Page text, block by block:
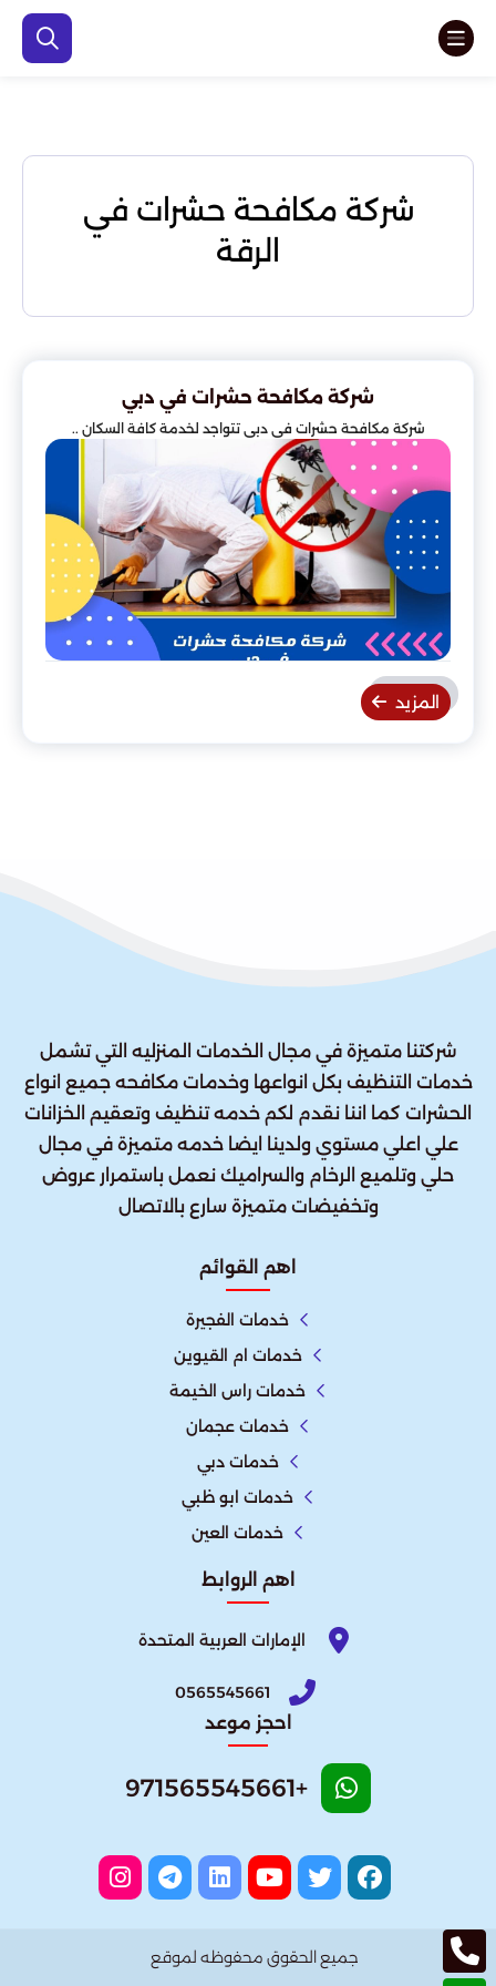
شركة مكافحة حشرات في
الرقة
شركة مكافحة حشرات في دبي
شركة مكافحة حشرات في دبي تتواجد لخدمة كافة السكان ..
المزيد
شركتنا متميزة في مجال الخدمات المنزليه التي تشمل
خدمات التنظيف بكل انواعها وخدمات مكافحه جميع انواع
الحشرات كما اننا نقدم لكم خدمه تنظيف وتعقيم الخزانات
علي اعلي مستوي ولدينا ايضا خدمه متميزة في مجال
حلي وتلميع الرخام والسراميك نعمل باستمرار عروض
وتخفيضات متميزة سارع بالاتصال
اهم القوائم
خدمات الفجيرة
خدمات ام القيوين
خدمات راس الخيمة
خدمات عجمان
خدمات دبي
خدمات ابو ظبي
خدمات العين
اهم الروابط
الإمارات العربية المتحدة​
0565545661
احجز موعد
+971565545661
جميع الحقوق محفوظه لموقع